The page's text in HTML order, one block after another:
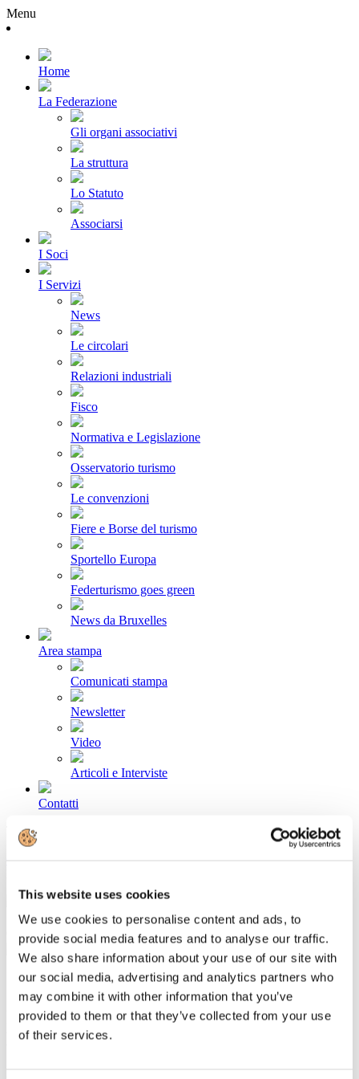
This website uses cookies
We use cookies to personalise content and ads, to
provide social media features and to analyse our traffic.
We also share information about your use of our site with
our social media, advertising and analytics partners who
may combine it with other information that you’ve
provided to them or that they’ve collected from your use
of their services.
Menu
Home
La Federazione
Gli organi associativi
La struttura
Lo Statuto
Associarsi
I Soci
I Servizi
News
Le circolari
Relazioni industriali
Fisco
Normativa e Legislazione
Osservatorio turismo
Le convenzioni
Fiere e Borse del turismo
Sportello Europa
Federturismo goes green
News da Bruxelles
Area stampa
Comunicati stampa
Newsletter
Video
Articoli e Interviste
Contatti
Tel. +39 320 57 80 986
Email segreteria@federturismo.it
Come aderire
Cerca...
Il turismo di Confindustria incontra la
Bulgaria